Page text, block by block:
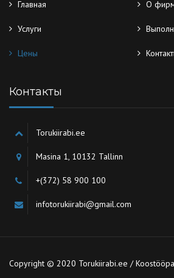
Главная О
Услуги
Цены
Контакты
Torukiirabi.ee
Masina 1, 10132 Tallinn
+(372) 58 900 100
infotorukiirabi@gmail.com
Copyright © 2020 Torukiirabi.ee /